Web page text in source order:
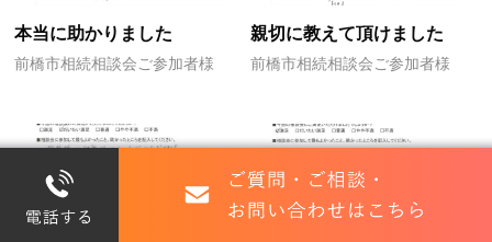
本当に助かりました
前橋市相続相談会ご参加者様
親切に教えて頂けました
前橋市相続相談会ご参加者様